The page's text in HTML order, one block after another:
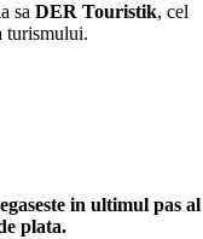
sa DER Touristik, cel
turismului.
in ultimul pas al
plata.